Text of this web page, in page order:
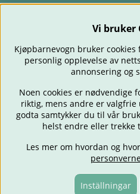
BARNEVOGNER BILSTOLER
FORELDRE
Vi bruker
Kjøpbarnevogn bruker
personlig opplevelse av
annonsering og
Noen cookies er nødvendige
riktig, mens andre er valgfrie
godta samtykker du til vår
helst endre eller trekke
Les mer om hvordan og
Inställningar